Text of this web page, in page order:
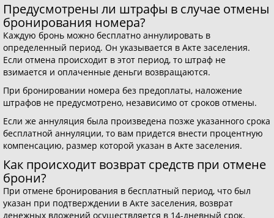
Предусмотрены ли штрафы в случае отмены
бронирования номера?
Каждую бронь можно бесплатно аннулировать в
определенный период. Он указывается в Акте заселения.
Если отмена происходит в этот период, то штраф не
взимается и оплаченные деньги возвращаются.
При бронировании номера без предоплаты, наложение
штрафов не предусмотрено, независимо от сроков отмены.
Если же аннуляция была произведена позже указанного срока
бесплатной аннуляции, то вам придется внести процентную
компенсацию, размер которой указан в Акте заселения.
Как происходит возврат средств при отмене
брони?
При отмене бронирования в бесплатный период, что был
указан при подтверждении в Акте заселения, возврат
денежных вложений осуществляется в 14-дневный срок.